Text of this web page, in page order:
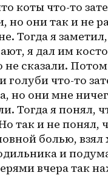
коты что-то
но они так и не
Тогда я
я дал им
сказали. Потом
голуби что-то
но они мне
Тогда я понял,
так и не
болью,
и
вчера так